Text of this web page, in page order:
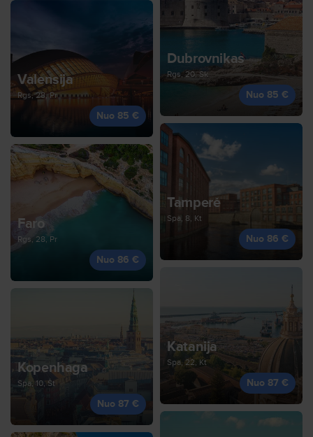
Valensija
Rgs, 28, Pr
Nuo 85 €
Dubrovnikas
Rgs, 20, Sk
Nuo 85 €
Faro
Rgs, 28, Pr
Nuo 86 €
Tamperė
Spa, 8, Kt
Nuo 86 €
Kopenhaga
Spa, 10, Št
Nuo 87 €
Katanija
Spa, 22, Kt
Nuo 87 €